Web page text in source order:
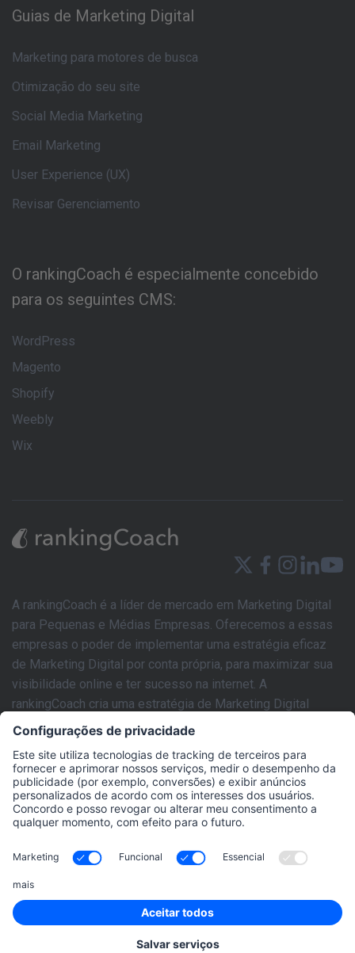
Guias de Marketing Digital
Marketing para motores de busca
Otimização do seu site
Social Media Marketing
Email Marketing
User Experience (UX)
Revisar Gerenciamento
O rankingCoach é especialmente concebido
para os seguintes CMS:
WordPress
Magento
Shopify
Weebly
Wix
A rankingCoach é a líder de mercado em Marketing Digital
para Pequenas e Médias Empresas. Oferecemos a essas
empresas o poder de implementar uma estratégia eficaz
de Marketing Digital por conta própria, para maximizar sua
visibilidade online e ter sucesso na internet. A
rankingCoach cria uma estratégia de Marketing Digital
personalizada com base nas necessidades individuais do
site de cada negócio. Esse plano de marketing pode ser
facilmente implementado pelo usuário com as ferramentas
intuitivas de SEM e SEO do aplicativo, tutoriais em vídeo
passo a passo fáceis de seguir e tecnologia avançada por
IA. A rankingCoach abrange todos os aspectos de
presença digital completa: Otimização de Motores de
Busca (SEO), Marketing em Motores de Busca (Google
Ads), Marketing Local, Monitoramento de Redes Sociais,
Gestão de Marca e Reputação.